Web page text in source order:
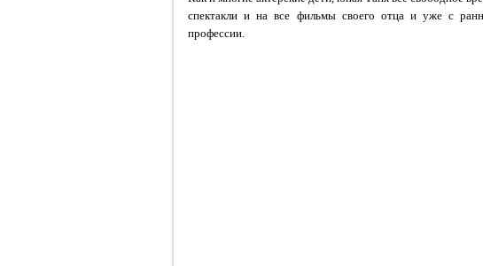
спектакли и на все фильмы своего отца и уже с
профессии.